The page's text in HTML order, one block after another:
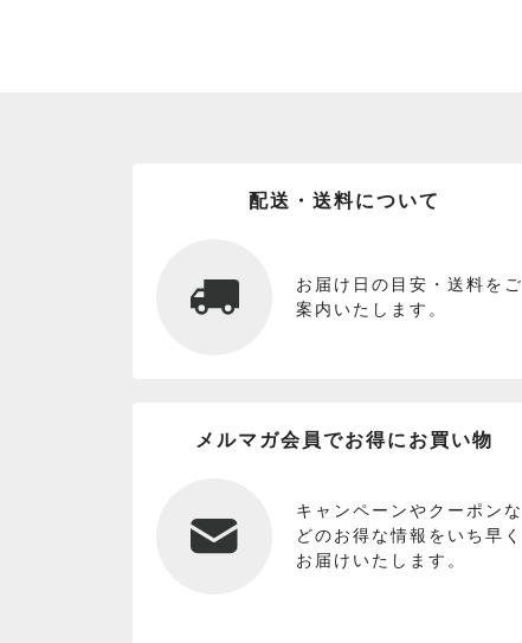
配送・送料について
お届け日の目安・送料をご
案内いたします。
メルマガ会員でお得にお買い物
キャンペーンやクーポンな
どのお得な情報をいち早く
お届けいたします。